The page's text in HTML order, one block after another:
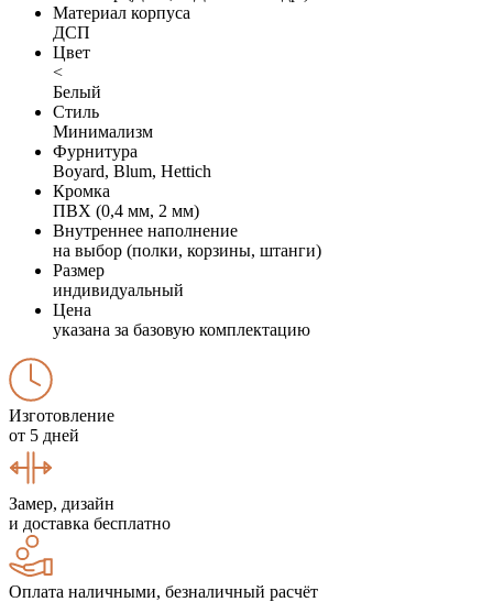
Материал корпуса
ДСП
Цвет
<
Белый
Стиль
Минимализм
Фурнитура
Boyard, Blum, Hettich
Кромка
ПВХ (0,4 мм, 2 мм)
Внутреннее наполнение
на выбор (полки, корзины, штанги)
Размер
индивидуальный
Цена
указана за базовую комплектацию
Изготовление
от 5 дней
Замер, дизайн
и доставка бесплатно
Оплата наличными, безналичный расчёт